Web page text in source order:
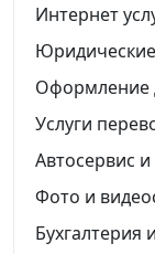
Интернет
Юридические
Оформление
Услуги
Автосервис
Фото и
Бухгалтерия